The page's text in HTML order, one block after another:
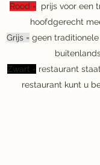
Rood = prijs voor een
hoofdgerecht
Grijs = geen
Zwart = restaurant
restaurant kunt u